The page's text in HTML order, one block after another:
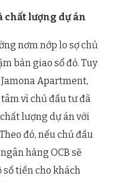
chất lượng dự án
nơm nớp lo sợ chủ
bàn giao sổ đỏ. Tuy
Apartment,
vì chủ đầu tư đã
lượng dự án với
đó, nếu chủ đầu
hàng OCB sẽ
số tiền cho khách